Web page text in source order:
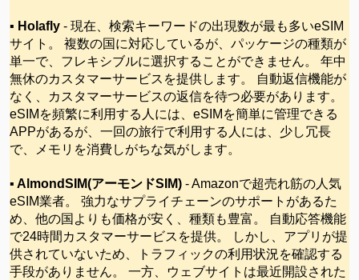
▪ Holafly- 現在、検索キーワードの出現数が最も多いeSIM
サイト。 複数の国に対応しているが、パッケージの種類が
単一で、フレキシブルに選択することができません。 年中
無休のカスタマーサービスを提供します。 自動返信機能が
なく、カスタマーサービスの返信を待つ必要があります。
eSIMを頻繁に利用する人には、eSIMを簡単に管理できる
APPがあるが、一回の旅行で利用する人には、少し冗長
で、メモリを消費しがちな気がします。
▪ AlmondSIM(アーモンドSIM)- Amazonで超売れ筋の人気
eSIM業者。 強力なサプライチェーンのサポートがあるた
め、他の国よりも価格が安く、種類も豊富。 自動応答機能
で24時間カスタマーサービスを提供。 しかし、アプリが提
供されていないため、トラフィックの利用状況を確認する
手段がありません。 一方、ウェブサイトは最近開設された